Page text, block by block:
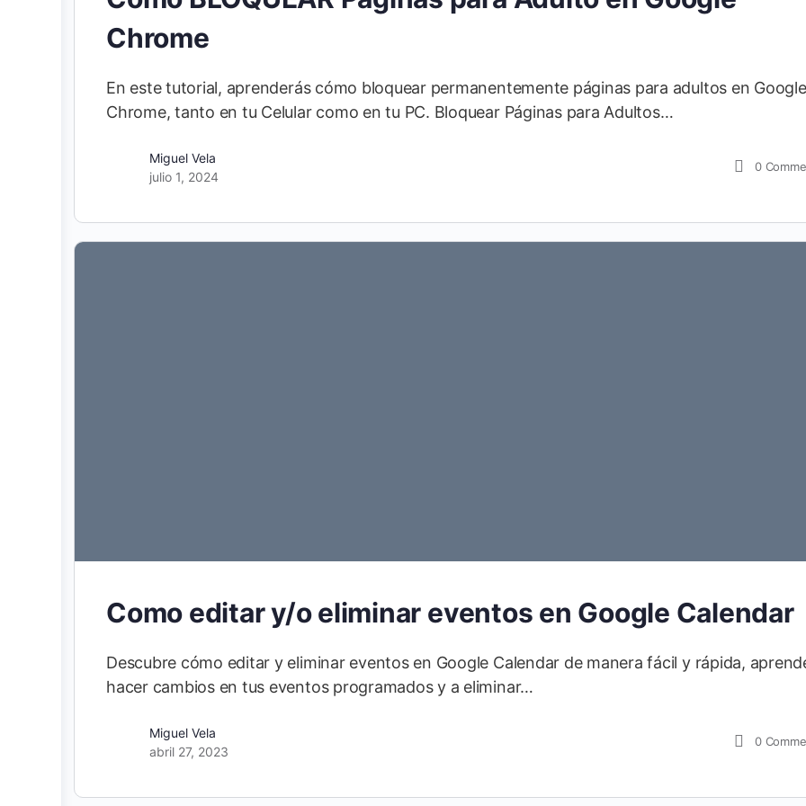
Chrome
En este tutorial, aprenderás cómo bloquear permanentemente páginas para adultos en Google
Chrome, tanto en tu Celular como en tu PC. Bloquear Páginas para Adultos…
Miguel Vela
julio 1, 2024
0
Como editar y/o eliminar eventos en Google Calendar
Descubre cómo editar y eliminar eventos en Google Calendar de manera fácil y rápida,
hacer cambios en tus eventos programados y a eliminar…
Miguel Vela
abril 27, 2023
0